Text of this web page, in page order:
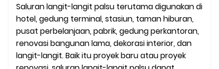
Saluran langit-langit palsu terutama digunakan di
hotel, gedung terminal, stasiun, taman hiburan,
pusat perbelanjaan, pabrik, gedung perkantoran,
renovasi bangunan lama, dekorasi interior, dan
langit-langit. Baik itu proyek baru atau proyek